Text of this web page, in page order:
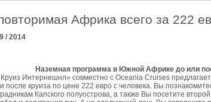
Африка всего за 222
/ 2014
Наземная программа в Южной Африке до или
Интернешнл» совместно с Oceania Cruises
после круиза по цене 222 евро с человека. Вы
Капского полуострова, а также Вы посетите